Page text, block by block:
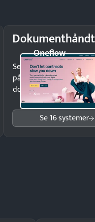
Oneflow
Send kontrakter til
på minutter og mist
dokumenter.
Se 16 systemer